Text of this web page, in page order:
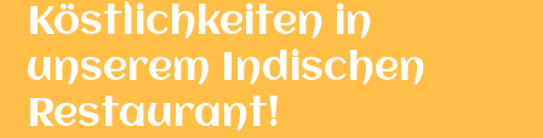
Köstlichkeiten in
unserem Indischen
Restaurant!